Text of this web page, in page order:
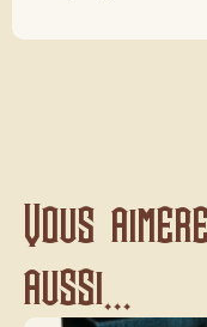
Vous
aussi...